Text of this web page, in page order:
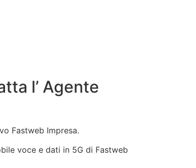
l’ Agente
Fastweb Impresa.
voce e dati in 5G di Fastweb